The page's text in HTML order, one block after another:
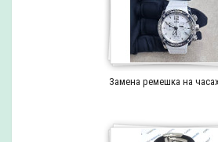
Замена ремешка на